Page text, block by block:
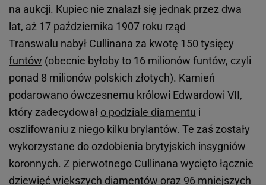
na aukcji. Kupiec nie znalazł się jednak przez dwa
lat, aż 17 października 1907 roku rząd
Transwalu nabył Cullinana za kwotę 150 tysięcy
funtów (obecnie byłoby to 16 milionów funtów, czyli
ponad 8 milionów polskich złotych). Kamień
podarowano ówczesnemu królowi Edwardowi VII,
który zadecydował o podziale diamentu i
oszlifowaniu z niego kilku brylantów. Te zaś zostały
wykorzystane do ozdobienia brytyjskich insygniów
koronnych. Z pierwotnego Cullinana wycięto łącznie
dziewięć większych diamentów oraz 96 mniejszych